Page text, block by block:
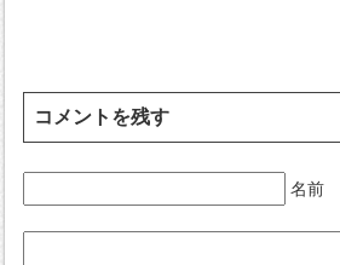
コメントを残す
名前